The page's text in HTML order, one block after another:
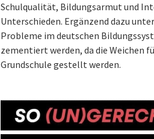
Schulqualität, Bildungsarmut und
Unterschieden. Ergänzend dazu
Probleme im deutschen
zementiert werden, da die Weichen
Grundschule gestellt werden.